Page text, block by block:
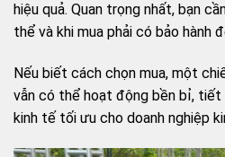
hiệu quả. Quan trọng nhất, bạn
thể và khi mua phải có bảo hành
Nếu biết cách chọn mua, một
vẫn có thể hoạt động bền bỉ, tiết
kinh tế tối ưu cho doanh nghiệp